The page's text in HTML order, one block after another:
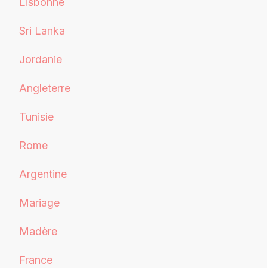
Sri Lanka
Jordanie
Angleterre
Tunisie
Rome
Argentine
Mariage
Madère
France